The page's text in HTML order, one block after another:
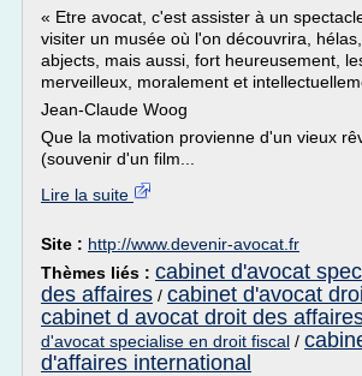
« Etre avocat, c'est assister à un
visiter un musée où l'on découvrira,
abjects, mais aussi, fort heureusement,
merveilleux, moralement et
Jean-Claude Woog
Que la motivation provienne d'un vieux
(souvenir d'un film...
Lire la suite
Site : http://www.devenir-avocat.fr
Thèmes liés : cabinet d'avocat
des affaires / cabinet d'avocat
cabinet d avocat droit des
d'avocat specialise en droit fiscal /
d'affaires international